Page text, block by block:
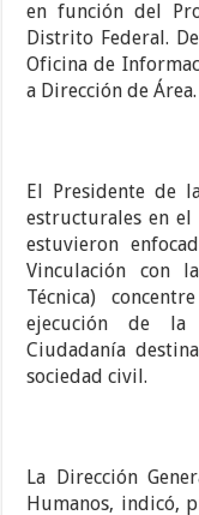
en función del
Distrito Federal.
Oficina de
a Dirección de Área.
El Presidente de
estructurales en
estuvieron
Vinculación con
Técnica)
ejecución de la
Ciudadanía
sociedad civil.
La Dirección
Humanos, indicó,